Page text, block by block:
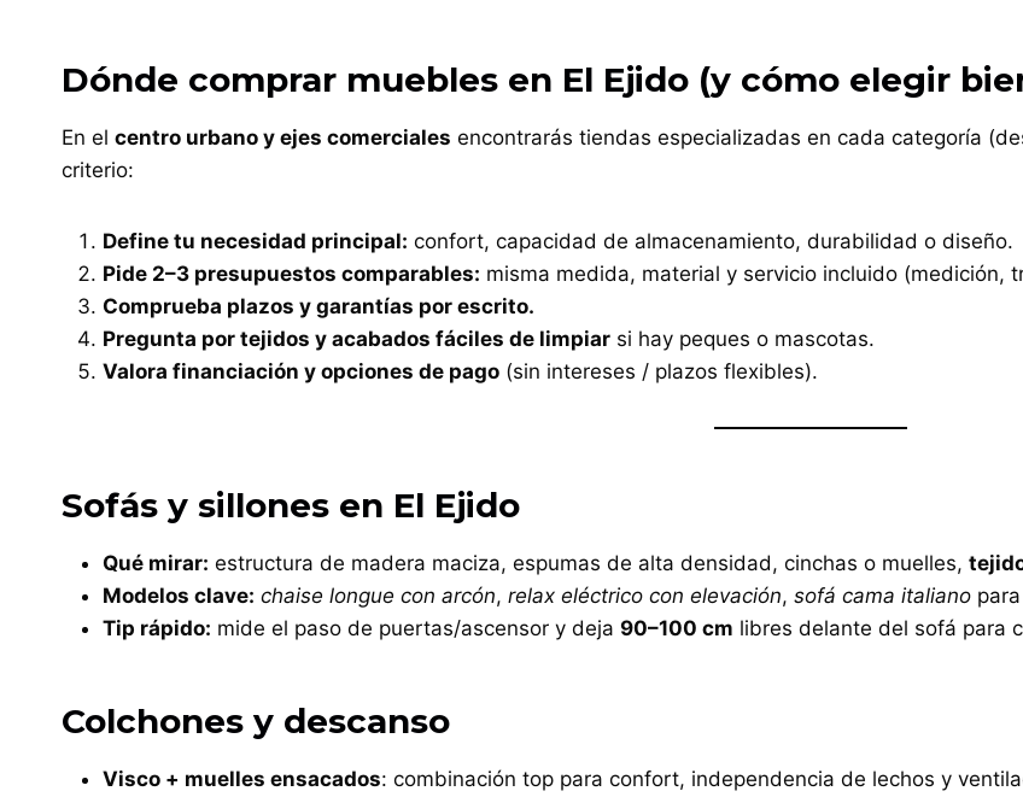
Dónde comprar muebles en El Ejido (y cómo elegir
En el centro urbano y ejes comerciales encontrarás tiendas especializadas en cada categoría
criterio:
Define tu necesidad principal: confort, capacidad de almacenamiento, durabilidad o diseño.
Pide 2–3 presupuestos comparables: misma medida, material y servicio incluido (medición,
Comprueba plazos y garantías por escrito.
Pregunta por tejidos y acabados fáciles de limpiar si hay peques o mascotas.
Valora financiación y opciones de pago (sin intereses / plazos flexibles).
Sofás y sillones en El Ejido
Qué mirar: estructura de madera maciza, espumas de alta densidad, cinchas o muelles,
Modelos clave: chaise longue con arcón, relax eléctrico con elevación, sofá cama italiano
Tip rápido: mide el paso de puertas/ascensor y deja 90–100 cm libres delante del sofá para
Colchones y descanso
Visco + muelles ensacados: combinación top para confort, independencia de lechos y